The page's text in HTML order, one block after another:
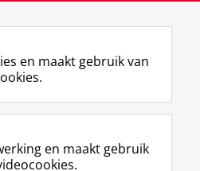
F
a
e
L
i
k
R
S
-
I
n
t
Y
o
T
en maakt gebruik van
en maakt gebruik